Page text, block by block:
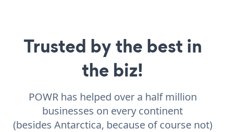
Trusted by the best in
the biz!
POWR has helped over a half million
businesses on every continent
(besides Antarctica, because of course not)